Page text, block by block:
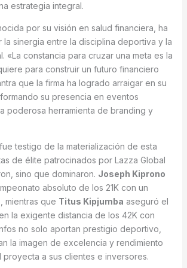
estrategia integral.
por su visión en salud financiera, ha
la sinergia entre la disciplina deportiva y la
«La constancia para cruzar una meta es la
para construir un futuro financiero
que la firma ha logrado arraigar en su
su presencia en eventos
poderosa herramienta de branding y
testigo de la materialización de esta
de élite patrocinados por Lazza Global
sino que dominaron. Joseph Kiprono
absoluto de los 21K con un
mientras que Titus Kipjumba aseguró el
la exigente distancia de los 42K con
no solo aportan prestigio deportivo,
la imagen de excelencia y rendimiento
proyecta a sus clientes e inversores.